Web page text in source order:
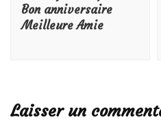
Bon anniversaire
Meilleure Amie
Laisser un